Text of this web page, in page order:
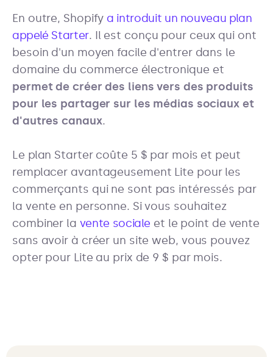
En outre, Shopify a introduit un nouveau plan
appelé Starter. Il est conçu pour ceux qui ont
besoin d'un moyen facile d'entrer dans le
domaine du commerce électronique et
permet de créer des liens vers des produits
pour les partager sur les médias sociaux et
d'autres canaux.
Le plan Starter coûte 5 $ par mois et peut
remplacer avantageusement Lite pour les
commerçants qui ne sont pas intéressés par
la vente en personne. Si vous souhaitez
combiner la vente sociale et le point de vente
sans avoir à créer un site web, vous pouvez
opter pour Lite au prix de 9 $ par mois.